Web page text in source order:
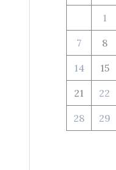
1
7 8
14 15
21 22
28 29